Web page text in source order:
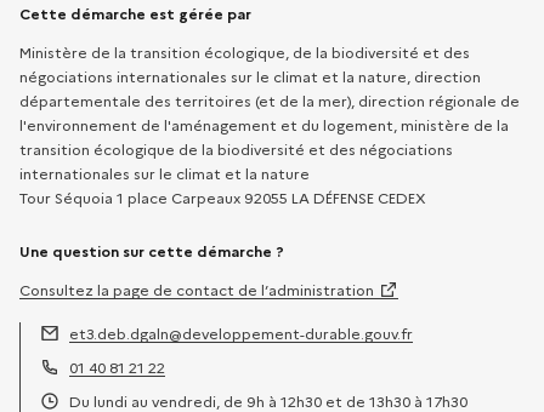
Informations sur la démarche
Cette démarche est gérée par
Ministère de la transition écologique, de la biodiversité et des
négociations internationales sur le climat et la nature, direction
départementale des territoires (et de la mer), direction régionale de
l'environnement de l'aménagement et du logement, ministère de la
transition écologique de la biodiversité et des négociations
internationales sur le climat et la nature
Tour Séquoia 1 place Carpeaux 92055 LA DÉFENSE CEDEX
Une question sur cette démarche ?
Consultez la page de contact de l’administration
Adresse électronique :
et3.deb.dgaln@developpement-durable.gouv.fr
Téléphone :
01 40 81 21 22
Du lundi au vendredi, de 9h à 12h30 et de 13h30 à 17h30